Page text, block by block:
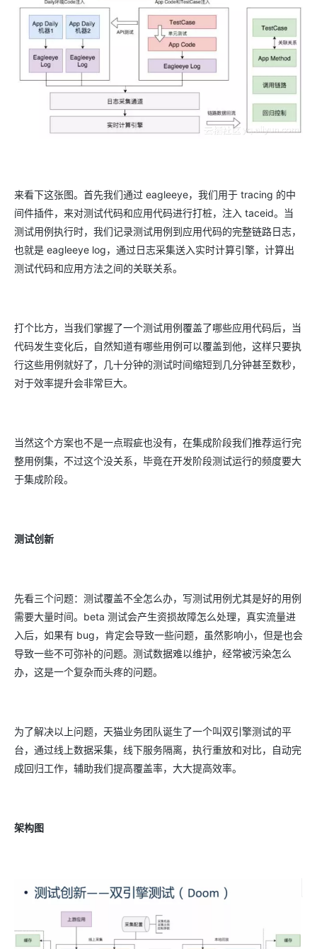
来看下这张图。首先我们通过 eagleeye，我们用于 tracing 的中
间件插件，来对测试代码和应用代码进行打桩，注入 taceid。当
测试用例执行时，我们记录测试用例到应用代码的完整链路日志，
也就是 eagleeye log，通过日志采集送入实时计算引擎，计算出
测试代码和应用方法之间的关联关系。
打个比方，当我们掌握了一个测试用例覆盖了哪些应用代码后，当
代码发生变化后，自然知道有哪些用例可以覆盖到他，这样只要执
行这些用例就好了，几十分钟的测试时间缩短到几分钟甚至数秒，
对于效率提升会非常巨大。
当然这个方案也不是一点瑕疵也没有，在集成阶段我们推荐运行完
整用例集，不过这个没关系，毕竟在开发阶段测试运行的频度要大
于集成阶段。
测试创新
先看三个问题：测试覆盖不全怎么办，写测试用例尤其是好的用例
需要大量时间。beta 测试会产生资损故障怎么处理，真实流量进
入后，如果有 bug，肯定会导致一些问题，虽然影响小，但是也会
导致一些不可弥补的问题。测试数据难以维护，经常被污染怎么
办，这是一个复杂而头疼的问题。
为了解决以上问题，天猫业务团队诞生了一个叫双引擎测试的平
台，通过线上数据采集，线下服务隔离，执行重放和对比，自动完
成回归工作，辅助我们提高覆盖率，大大提高效率。
架构图